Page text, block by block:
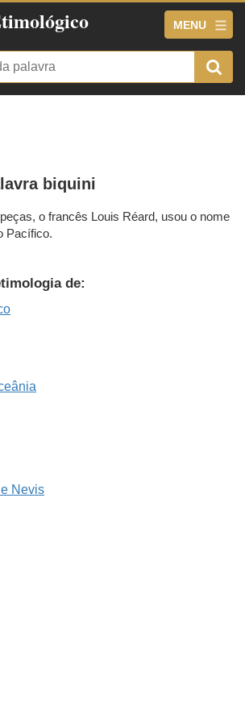
MENU
biquini
o francês Louis Réard, usou o nome
Pacífico.
de:
Nevis